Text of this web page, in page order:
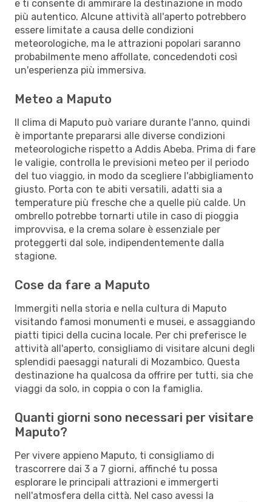
e ti consente di ammirare la destinazione in modo
più autentico. Alcune attività all'aperto potrebbero
essere limitate a causa delle condizioni
meteorologiche, ma le attrazioni popolari saranno
probabilmente meno affollate, concedendoti così
un'esperienza più immersiva.
Meteo a Maputo
Il clima di Maputo può variare durante l'anno, quindi
è importante prepararsi alle diverse condizioni
meteorologiche rispetto a Addis Abeba. Prima di fare
le valigie, controlla le previsioni meteo per il periodo
del tuo viaggio, in modo da scegliere l'abbigliamento
giusto. Porta con te abiti versatili, adatti sia a
temperature più fresche che a quelle più calde. Un
ombrello potrebbe tornarti utile in caso di pioggia
improvvisa, e la crema solare è essenziale per
proteggerti dal sole, indipendentemente dalla
stagione.
Cose da fare a Maputo
Immergiti nella storia e nella cultura di Maputo
visitando famosi monumenti e musei, e assaggiando
piatti tipici della cucina locale. Per chi preferisce le
attività all'aperto, consigliamo di visitare alcuni degli
splendidi paesaggi naturali di Mozambico. Questa
destinazione ha qualcosa da offrire per tutti, sia che
viaggi da solo, in coppia o con la famiglia.
Quanti giorni sono necessari per visitare
Maputo?
Per vivere appieno Maputo, ti consigliamo di
trascorrere dai 3 a 7 giorni, affinché tu possa
esplorare le principali attrazioni e immergerti
nell'atmosfera della città. Nel caso avessi la